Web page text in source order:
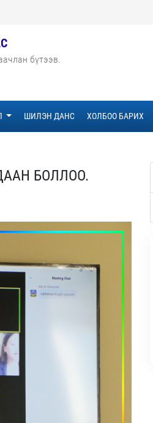
бүтээв.
ШИЛЭН ДАНС ХОЛБОО БАРИХ
БОЛЛОО.